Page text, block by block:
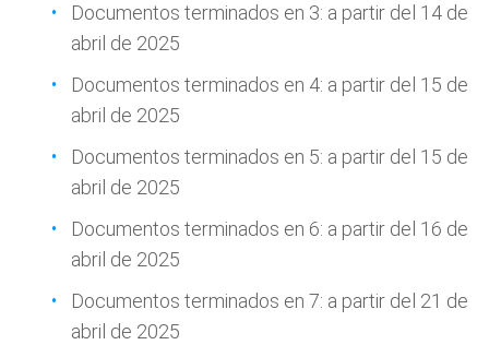
Documentos terminados en 3: a partir del 14 de
abril de 2025
Documentos terminados en 4: a partir del 15 de
abril de 2025
Documentos terminados en 5: a partir del 15 de
abril de 2025
Documentos terminados en 6: a partir del 16 de
abril de 2025
Documentos terminados en 7: a partir del 21 de
abril de 2025